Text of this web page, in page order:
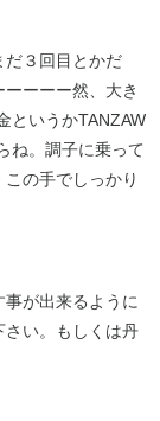
だ３回目とかだ
ーーー然、大き
というかTANZAW
ね。調子に乗って
の手でしっかり
が出来るように
さい。もしくは丹